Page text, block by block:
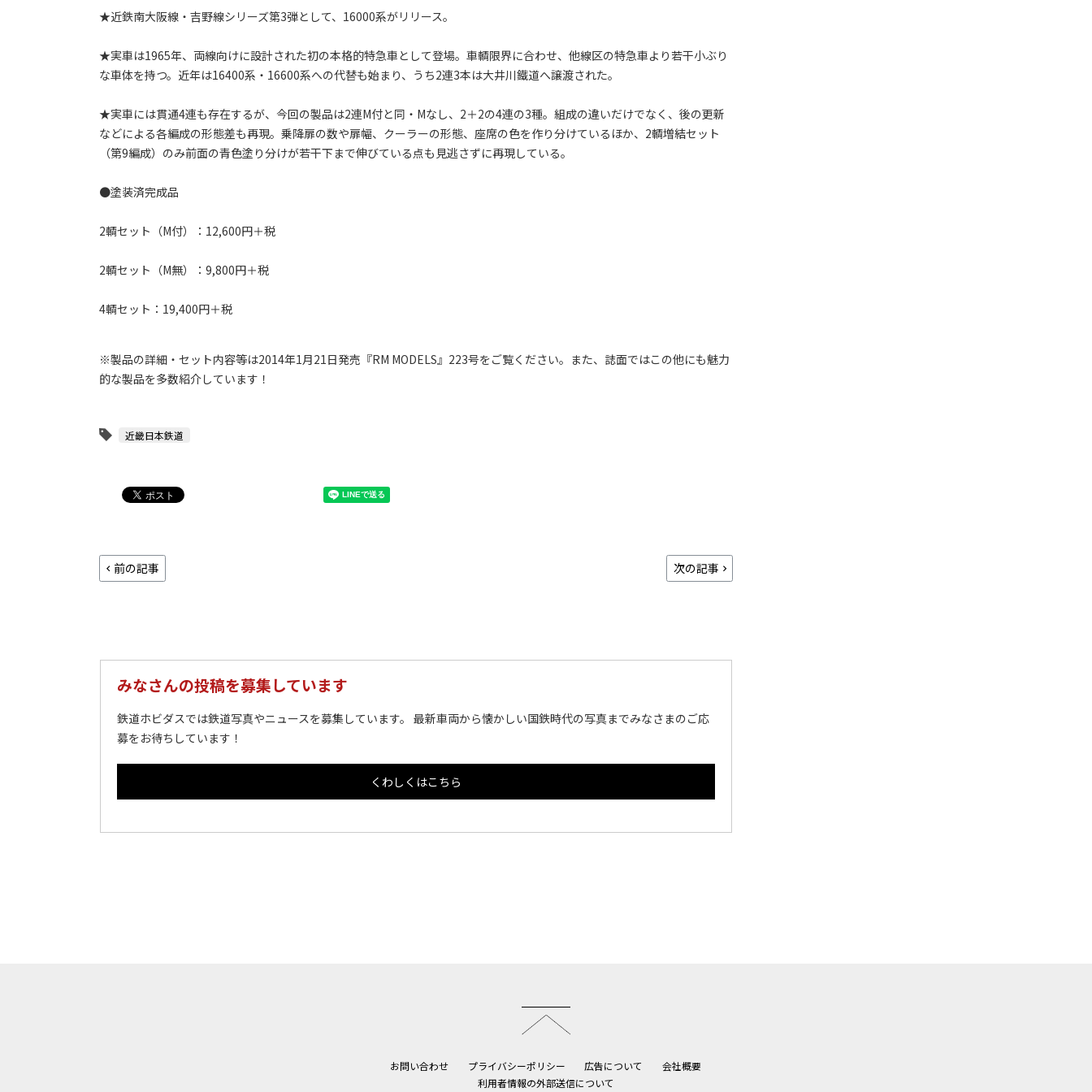
★近鉄南大阪線・吉野線シリーズ第3弾として、16000系がリリース。
★実車は1965年、両線向けに設計された初の本格的特急車として登場。車輌限界に合わせ、他線区の特急車より若干小ぶり
な車体を持つ。近年は16400系・16600系への代替も始まり、うち2連3本は大井川鐵道へ譲渡された。
★実車には貫通4連も存在するが、今回の製品は2連M付と同・Mなし、2＋2の4連の3種。組成の違いだけでなく、後の更新
などによる各編成の形態差も再現。乗降扉の数や扉幅、クーラーの形態、座席の色を作り分けているほか、2輌増結セット
（第9編成）のみ前面の青色塗り分けが若干下まで伸びている点も見逃さずに再現している。
●塗装済完成品
2輌セット（M付）：12,600円＋税
2輌セット（M無）：9,800円＋税
4輌セット：19,400円＋税
※製品の詳細・セット内容等は2014年1月21日発売『RM MODELS』223号をご覧ください。また、誌面ではこの他にも魅力
的な製品を多数紹介しています！
近畿日本鉄道
前の記事 次の記事
みなさんの投稿を募集しています
鉄道ホビダスでは鉄道写真やニュースを募集しています。 最新車両から懐かしい国鉄時代の写真までみなさまのご応
募をお待ちしています！
くわしくはこちら
お問い合わせ プライバシーポリシー 広告について
会社概要
利用者情報の外部送信について